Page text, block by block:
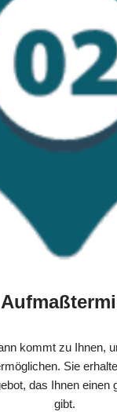
kommt zu Ihnen,
Sie
das Ihnen einen
gibt.